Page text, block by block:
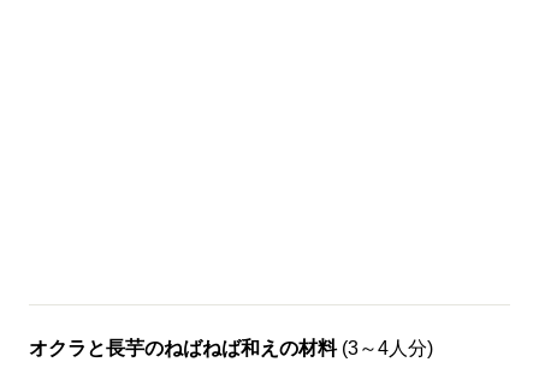
オクラと長芋のねばねば和えの材料 (3～4人分)